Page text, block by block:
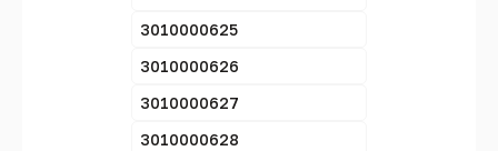
3010000625
3010000626
3010000627
3010000628